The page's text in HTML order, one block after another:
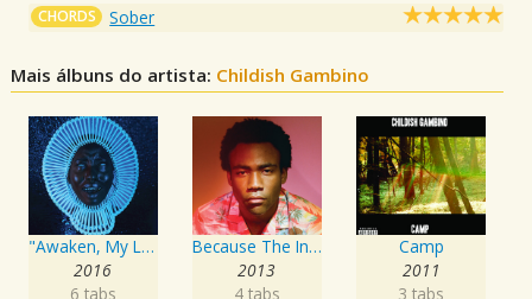
CHORDS Sober
Mais álbuns do artista: Childish Gambino
"Awaken, My Love!"
2016
6 tabs
Because The Internet
2013
4 tabs
Camp
2011
3 tabs